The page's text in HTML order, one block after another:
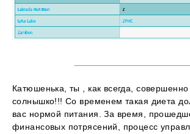
Катюшенька, ты , как всегда,
солнышко!!! Со временем такая диета
вас нормой питания. За время,
финансовых потрясений, процесс